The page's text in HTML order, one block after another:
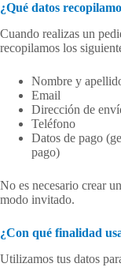
¿Qué datos
Cuando realizas un
recopilamos los
Nombre y
Email
Dirección de
Teléfono
Datos de pago
pago)
No es necesario crear
modo invitado.
¿Con qué finalidad
Utilizamos tus datos